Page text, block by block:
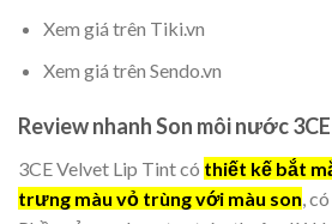
Xem giá trên Tiki.vn
Xem giá trên Sendo.vn
Review nhanh Son môi nước
3CE Velvet Lip Tint có thiết kế bắt
trưng màu vỏ trùng với màu son,